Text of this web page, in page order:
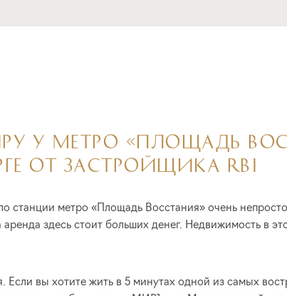
У МЕТРО «ПЛОЩАДЬ
ОТ ЗАСТРОЙЩИКА RBI
станции метро «Площадь Восстания» очень
здесь стоит больших денег. Недвижимость в
Если вы хотите жить в 5 минутах одной из самых